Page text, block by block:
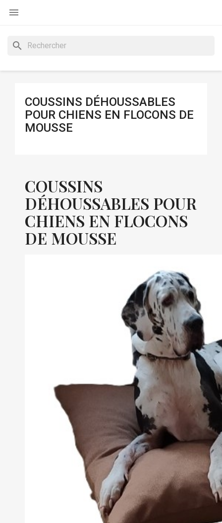

search
COUSSINS DÉHOUSSABLES
POUR CHIENS EN FLOCONS DE
MOUSSE
COUSSINS
DÉHOUSSABLES POUR
CHIENS EN FLOCONS
DE MOUSSE